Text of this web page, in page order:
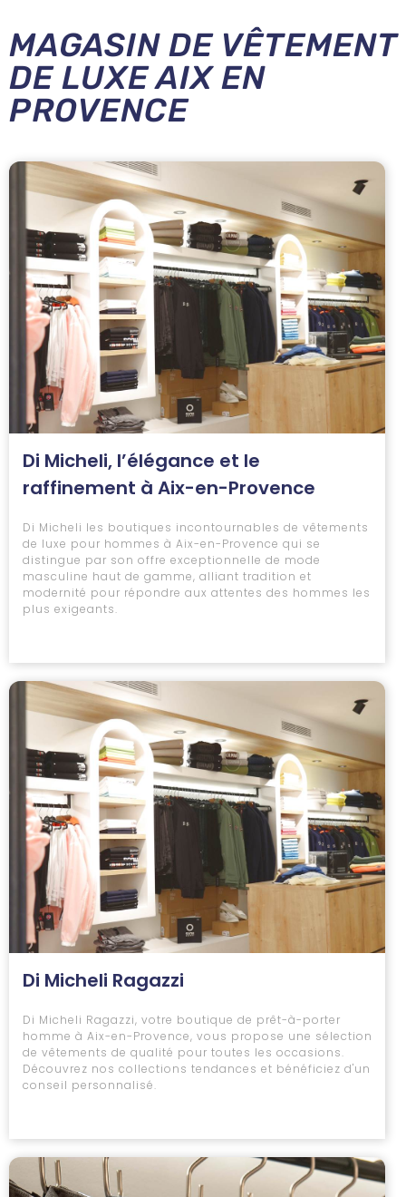
MAGASIN DE VÊTEMENT
DE LUXE AIX EN
PROVENCE
Di Micheli, l’élégance et le
raffinement à Aix-en-Provence
Di Micheli les boutiques incontournables de vêtements
de luxe pour hommes à Aix-en-Provence qui se
distingue par son offre exceptionnelle de mode
masculine haut de gamme, alliant tradition et
modernité pour répondre aux attentes des hommes les
plus exigeants.
Di Micheli Ragazzi
Di Micheli Ragazzi, votre boutique de prêt-à-porter
homme à Aix-en-Provence, vous propose une sélection
de vêtements de qualité pour toutes les occasions.
Découvrez nos collections tendances et bénéficiez d'un
conseil personnalisé.